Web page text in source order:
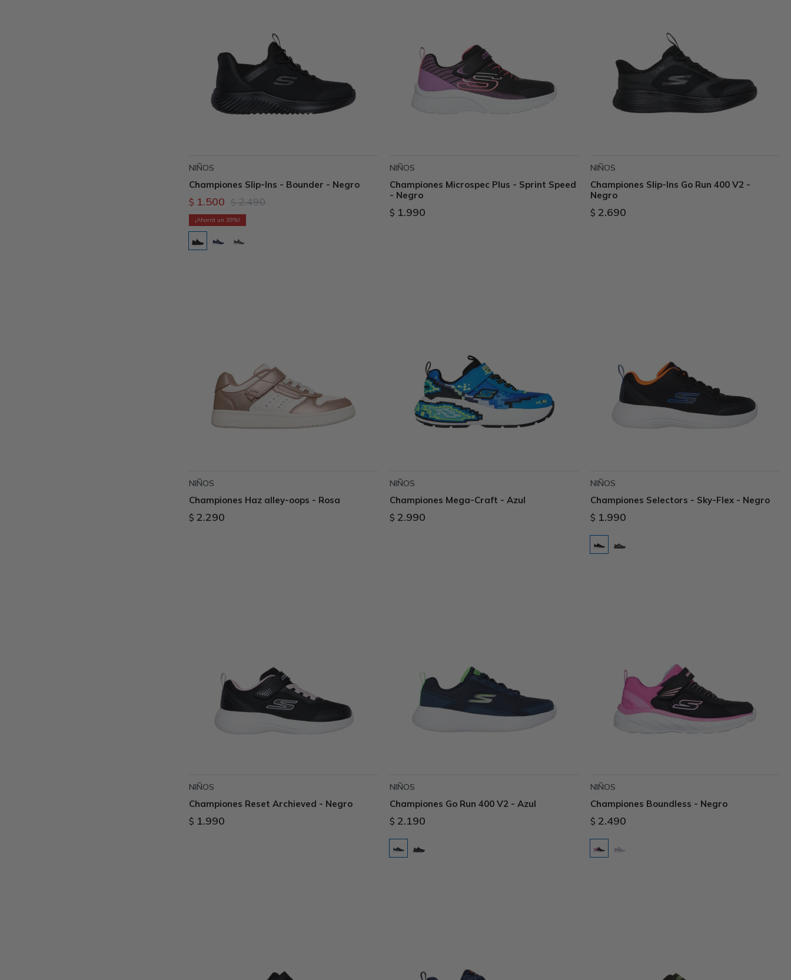
NIÑOS
Championes Slip-Ins - Bounder - Negro
$ 1.500 $ 2.490
39
NIÑOS
Championes Microspec Plus - Sprint Speed
- Negro
$ 1.990
NIÑOS
Championes Slip-Ins Go Run 400 V2 -
Negro
$ 2.690
NIÑOS
Championes Haz alley-oops - Rosa
$ 2.290
NIÑOS
Championes Mega-Craft - Azul
$ 2.990
NIÑOS
Championes Selectors - Sky-Flex - Negro
$ 1.990
NIÑOS
Championes Reset Archieved - Negro
$ 1.990
NIÑOS
Championes Go Run 400 V2 - Azul
$ 2.190
NIÑOS
Championes Boundless - Negro
$ 2.490